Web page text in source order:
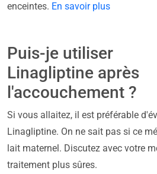
enceintes. En savoir plus
Puis-je utiliser
Linagliptine après
l'accouchement ?
Si vous allaitez, il est préférable
Linagliptine. On ne sait pas si ce
lait maternel. Discutez avec votre
traitement plus sûres.